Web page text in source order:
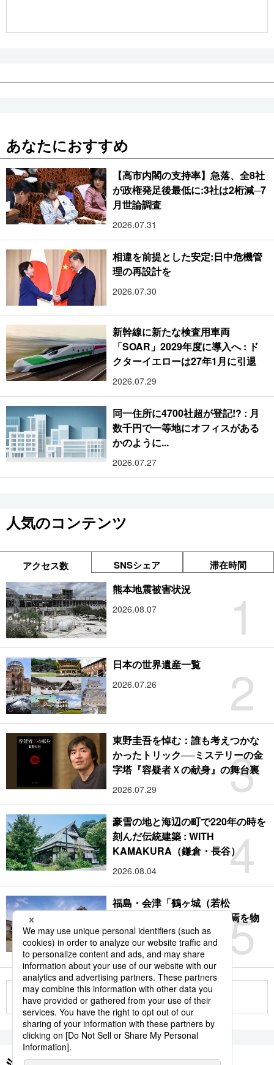
あなたにおすすめ
【高市内閣の支持率】急落、全8社
が政権発足後最低に:3社は2桁減─7
月世論調査
2026.07.31
相違を前提とした安定:日中危機管
理の再設計を
2026.07.30
新幹線に新たな検査用車両
「SOAR」2029年度に導入へ : ド
クターイエローは27年1月に引退
2026.07.29
同一住所に4700社超が登記!? : 月
数千円で一等地にオフィスがある
かのように...
2026.07.27
人気のコンテンツ
アクセス数 SNSシェア 滞在時間
1
熊本地震被害状況
2026.08.07
2
日本の世界遺産一覧
2026.07.26
3
東野圭吾を悼む：誰も考えつかな
かったトリック──ミステリーの金
字塔『容疑者Ｘの献身』の舞台裏
2026.07.29
4
豪雪の地と海辺の町で220年の時を
刻んだ伝統建築 : WITH
KAMAKURA（鎌倉・長谷）
2026.08.04
5
福島・会津「鶴ヶ城（若松
城）」：サムライの時代終焉を物
語る赤瓦の名城
2026.08.09
もっと見る